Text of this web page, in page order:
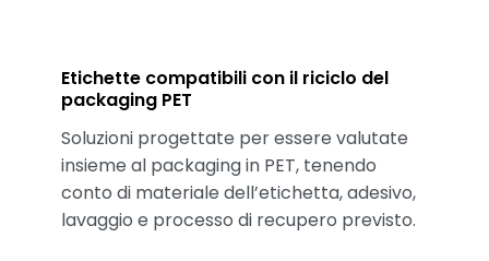
Etichette compatibili con il riciclo del
packaging PET
Soluzioni progettate per essere valutate
insieme al packaging in PET, tenendo
conto di materiale dell’etichetta, adesivo,
lavaggio e processo di recupero previsto.